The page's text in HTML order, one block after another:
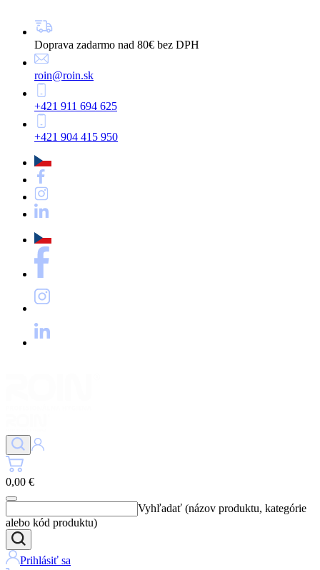
Doprava zadarmo nad 80€ bez DPH
roin@roin.sk
+421 911 694 625
+421 904 415 950
0,00 €
Vyhľadať (názov produktu, kategórie
alebo kód produktu)
Prihlásiť sa